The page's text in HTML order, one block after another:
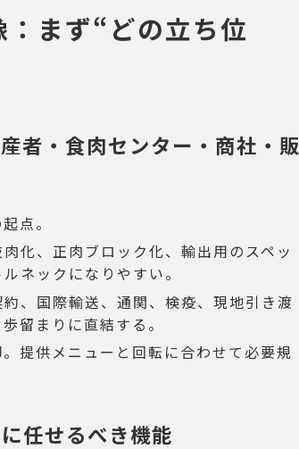
まず“どの立ち位
者・食肉センター・商社・販
点。
肉化、正肉ブロック化、輸出用のスペッ
ネックになりやすい。
約、国際輸送、通関、検疫、現地引き渡
留まりに直結する。
提供メニューと回転に合わせて必要規
任せるべき機能